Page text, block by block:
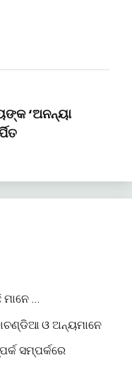
‘ଅନନ୍ୟା
…
ଓ ଅନ୍ୟମାନେ
ସମ୍ପର୍କରେ